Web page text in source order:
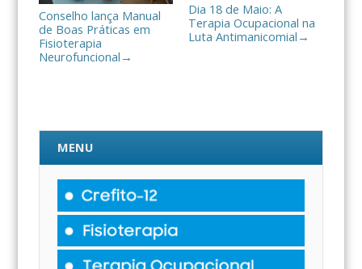
Conselho lança Manual
de Boas Práticas em
Fisioterapia
Neurofuncional →
Dia 18 de Maio: A
Terapia Ocupacional na
Luta Antimanicomial →
MENU